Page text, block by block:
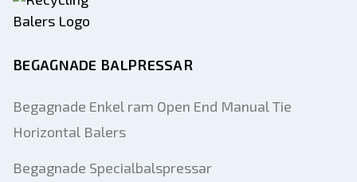
BEGAGNADE BALPRESSAR
Begagnade Enkel ram Open End Manual Tie
Horizontal Balers
Begagnade Specialbalspressar